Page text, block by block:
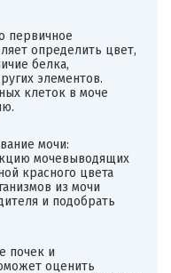
первичное
определить цвет,
белка,
элементов.
клеток в моче
мочи:
мочевыводящих
красного цвета
из мочи
и подобрать
почек и
оценить